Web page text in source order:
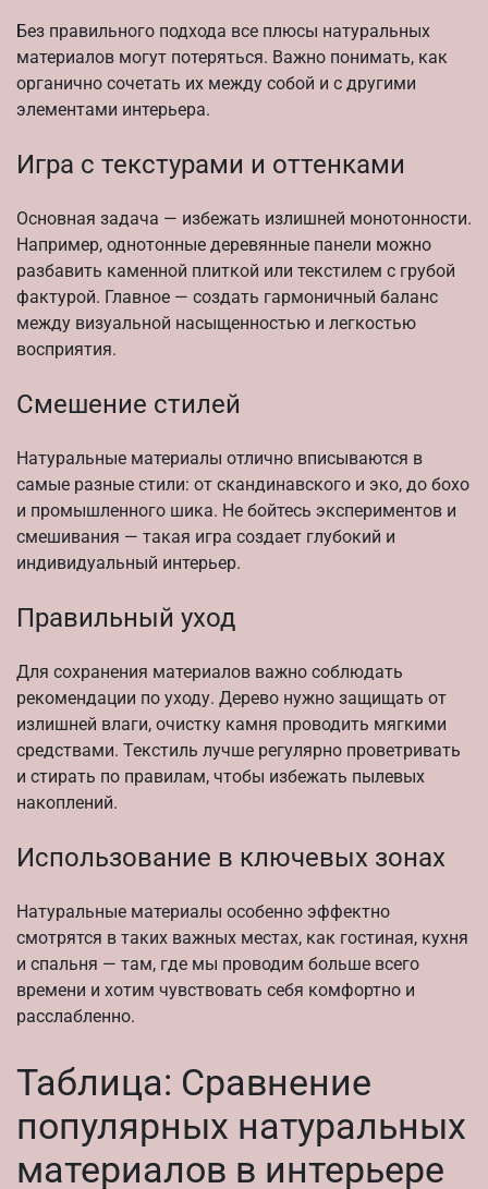
Без правильного подхода все плюсы натуральных
материалов могут потеряться. Важно понимать, как
органично сочетать их между собой и с другими
элементами интерьера.
Игра с текстурами и оттенками
Основная задача — избежать излишней монотонности.
Например, однотонные деревянные панели можно
разбавить каменной плиткой или текстилем с грубой
фактурой. Главное — создать гармоничный баланс
между визуальной насыщенностью и легкостью
восприятия.
Смешение стилей
Натуральные материалы отлично вписываются в
самые разные стили: от скандинавского и эко, до бохо
и промышленного шика. Не бойтесь экспериментов и
смешивания — такая игра создает глубокий и
индивидуальный интерьер.
Правильный уход
Для сохранения материалов важно соблюдать
рекомендации по уходу. Дерево нужно защищать от
излишней влаги, очистку камня проводить мягкими
средствами. Текстиль лучше регулярно проветривать
и стирать по правилам, чтобы избежать пылевых
накоплений.
Использование в ключевых зонах
Натуральные материалы особенно эффектно
смотрятся в таких важных местах, как гостиная, кухня
и спальня — там, где мы проводим больше всего
времени и хотим чувствовать себя комфортно и
расслабленно.
Таблица: Сравнение
популярных натуральных
материалов в интерьере